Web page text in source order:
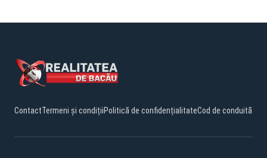
ContactTermeni și condițiiPolitică de confidențialitateCod de conduită